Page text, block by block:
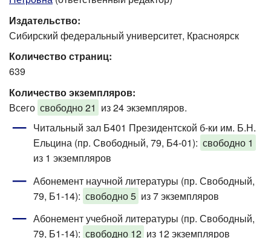
Издательство:
Сибирский федеральный университет, Красноярск
Количество страниц:
639
Количество экземпляров:
Всего свободно 21 из 24 экземпляров.
Читальный зал Б401 Президентской б-ки им. Б.Н.
Ельцина (пр. Свободный, 79, Б4-01): свободно 1
из 1 экземпляров
Абонемент научной литературы (пр. Свободный,
79, Б1-14): свободно 5 из 7 экземпляров
Абонемент учебной литературы (пр. Свободный,
79, Б1-14): свободно 12 из 12 экземпляров